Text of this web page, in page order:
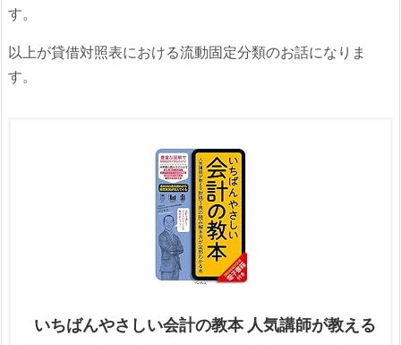
す。
以上が貸借対照表における流動固定分類のお話になりま
す。
いちばんやさしい会計の教本 人気講師が教える